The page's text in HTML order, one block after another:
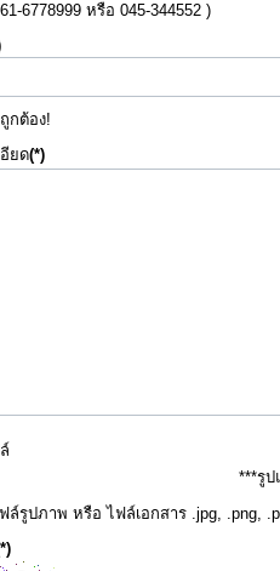
6778999 หรือ 045-344552 )
กต้อง!
ยด(*)
***รู
ล์รูปภาพ หรือ ไฟล์เอกสาร .jpg, .png,